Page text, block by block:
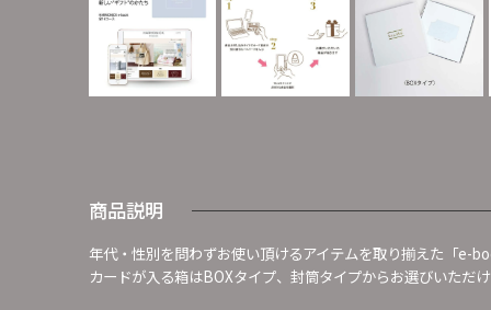
商品説明
年代・性別を問わずお使い頂けるアイテムを取り揃えた「e-
カードが入る箱はBOXタイプ、封筒タイプからお選びいただ